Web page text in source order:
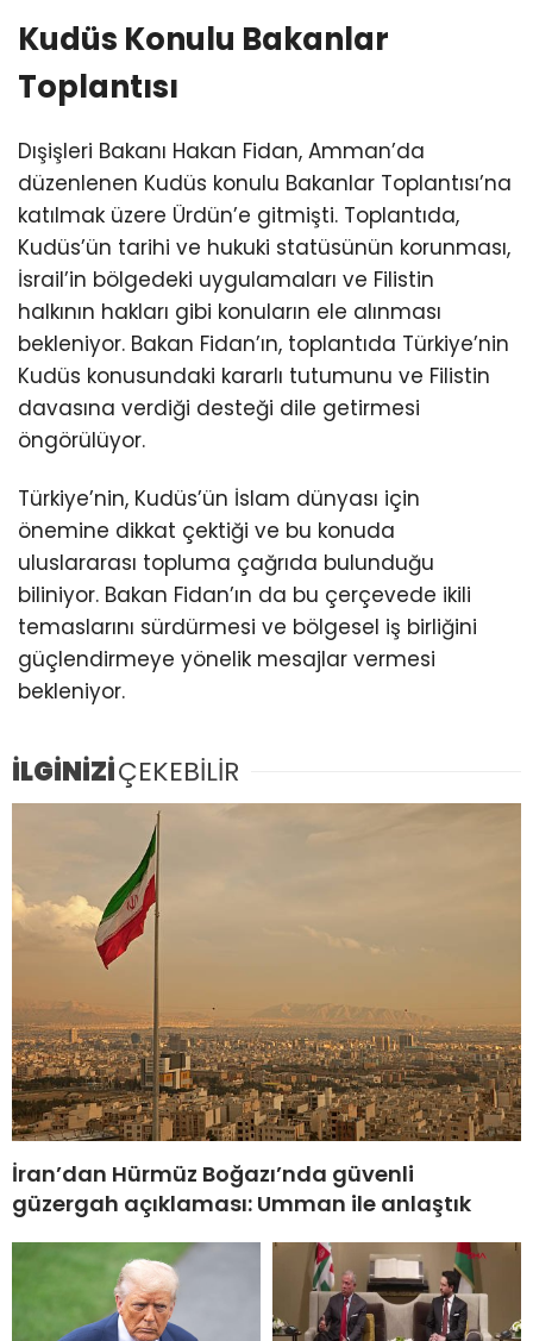
Kudüs Konulu Bakanlar
Toplantısı
Dışişleri Bakanı Hakan Fidan, Amman’da
düzenlenen Kudüs konulu Bakanlar Toplantısı’na
katılmak üzere Ürdün’e gitmişti. Toplantıda,
Kudüs’ün tarihi ve hukuki statüsünün korunması,
İsrail’in bölgedeki uygulamaları ve Filistin
halkının hakları gibi konuların ele alınması
bekleniyor. Bakan Fidan’ın, toplantıda Türkiye’nin
Kudüs konusundaki kararlı tutumunu ve Filistin
davasına verdiği desteği dile getirmesi
öngörülüyor.
Türkiye’nin, Kudüs’ün İslam dünyası için
önemine dikkat çektiği ve bu konuda
uluslararası topluma çağrıda bulunduğu
biliniyor. Bakan Fidan’ın da bu çerçevede ikili
temaslarını sürdürmesi ve bölgesel iş birliğini
güçlendirmeye yönelik mesajlar vermesi
bekleniyor.
İLGİNİZİÇEKEBİLİR
İran’dan Hürmüz Boğazı’nda güvenli
güzergah açıklaması: Umman ile anlaştık